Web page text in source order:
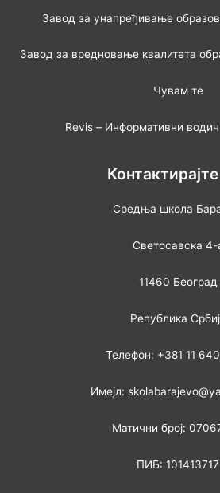
Завод за унапређивање
Завод за вредновање квалитета
Чувам те
Revis – Информативни
Средња школа
Светосавска 4-
11460 Београд
Република
Телефон: +381 11
Имејл:
Матични број:
ПИБ: 101413717